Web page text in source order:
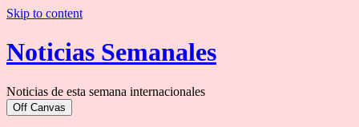
Skip to content
Noticias Semanales
Noticias de esta semana internacionales
Off Canvas